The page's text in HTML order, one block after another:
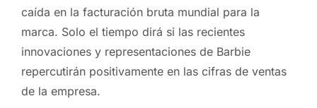
caída en la facturación bruta mundial para la
marca. Solo el tiempo dirá si las recientes
innovaciones y representaciones de Barbie
repercutirán positivamente en las cifras de ventas
de la empresa.